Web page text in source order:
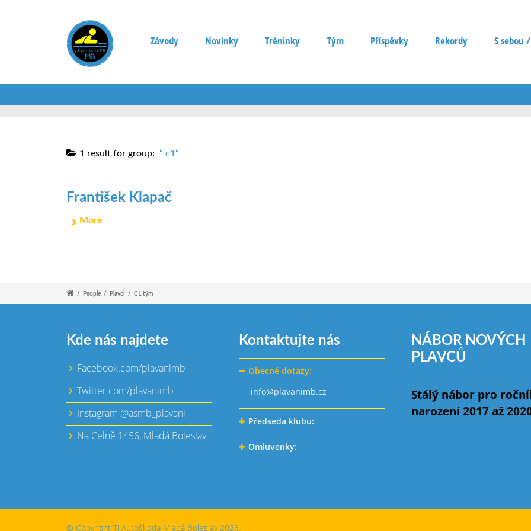
Závody Novinky Tréninky Tým Příspěvky Rekordy S sebou
1 result for group: c1
František Klapač
More
/ People / Plavci / C1 tým
Kde nás najdete
Facebook.com/plavanimb
Twitter.com/plavanimb
Instagram @asmb_plavani
Na Celně 1456, Mladá Boleslav
Kontaktujte nás
Obecné dotazy:
info@plavanimb.cz
Předseda klubu:
Omluvenky:
NÁBOR NOVÝCH
PLAVCŮ
Stálý nábor pro
narození 2017 až
© Copyright TJ Autoškoda Mladá Boleslav 2026.